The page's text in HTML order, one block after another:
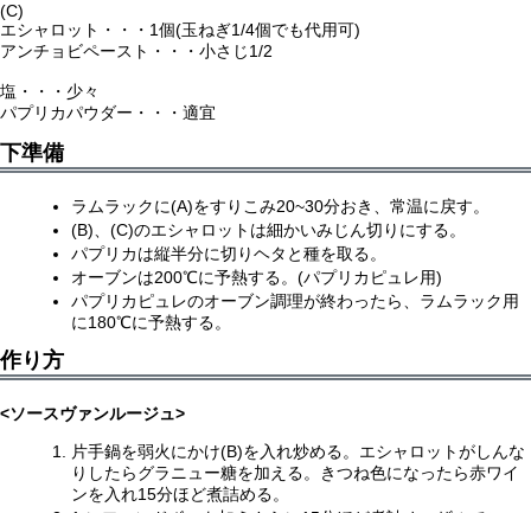
(C)
エシャロット・・・1個(玉ねぎ1/4個でも代用可)
アンチョビペースト・・・小さじ1/2
塩・・・少々
パプリカパウダー・・・適宜
下準備
ラムラックに(A)をすりこみ20~30分おき、常温に戻す。
(B)、(C)のエシャロットは細かいみじん切りにする。
パプリカは縦半分に切りヘタと種を取る。
オーブンは200℃に予熱する。(パプリカピュレ用)
パプリカピュレのオーブン調理が終わったら、ラムラック用
に180℃に予熱する。
作り方
<ソースヴァンルージュ>
片手鍋を弱火にかけ(B)を入れ炒める。エシャロットがしんな
りしたらグラニュー糖を加える。きつね色になったら赤ワイ
ンを入れ15分ほど煮詰める。